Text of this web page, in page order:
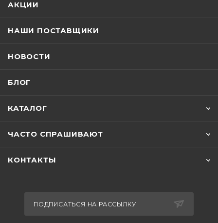
АКЦИИ
НАШИ ПОСТАВЩИКИ
НОВОСТИ
БЛОГ
КАТАЛОГ
ЧАСТО СПРАШИВАЮТ
КОНТАКТЫ
ПОДПИСАТЬСЯ НА РАССЫЛКУ